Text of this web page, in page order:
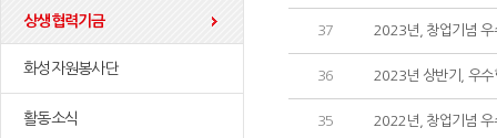
상생협력기금
화성자원봉사단
활동소식
37 2023년, 창업기념 우
36 2023년 상반기, 우수
35 2022년, 창업기념 우